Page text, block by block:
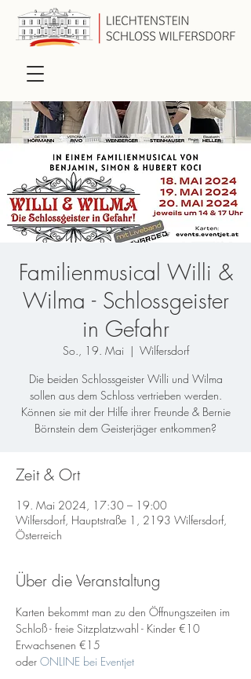
Familienmusical Willi &
Wilma - Schlossgeister
in Gefahr
So., 19. Mai
  |
Wilfersdorf
Die beiden Schlossgeister Willi und Wilma
sollen aus dem Schloss vertrieben werden.
Können sie mit der Hilfe ihrer Freunde & Bernie
Börnstein dem Geisterjäger entkommen?
Zeit & Ort
19. Mai 2024, 17:30 – 19:00
Wilfersdorf, Hauptstraße 1, 2193 Wilfersdorf,
Österreich
Über die Veranstaltung
Karten bekommt man zu den Öffnungszeiten im
Schloß - freie Sitzplatzwahl - Kinder €10
Erwachsenen €15
oder ONLINE bei Eventjet